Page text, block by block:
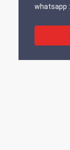
whatsapp :